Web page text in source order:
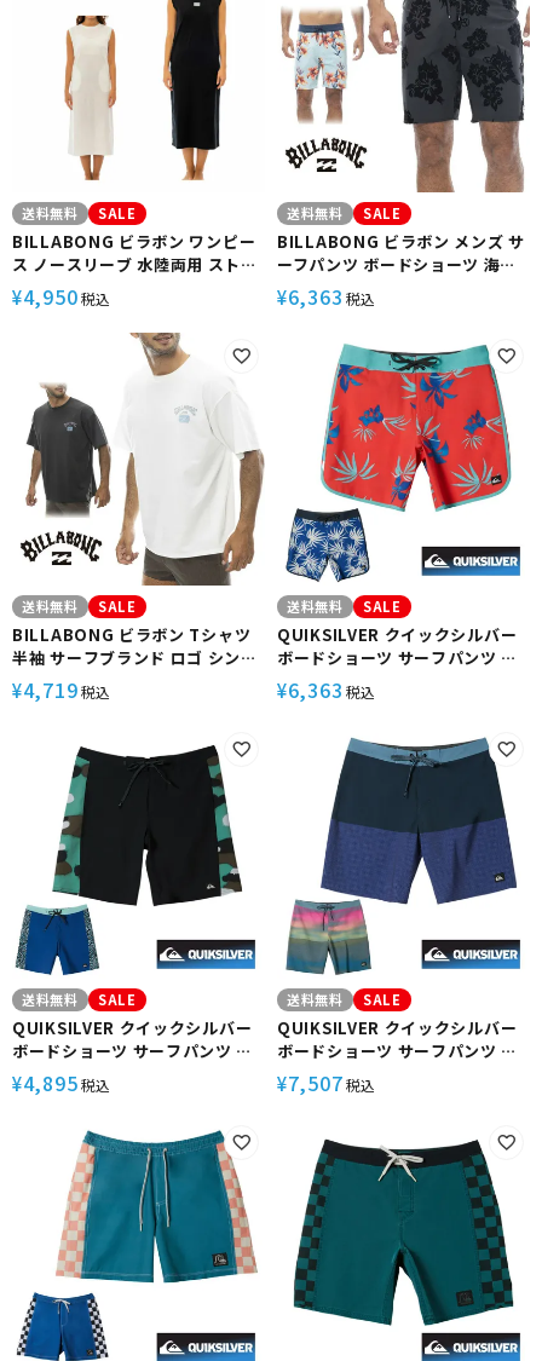
送料無料 SALE
BILLABONG ビラボン ワンピー
ス ノースリーブ 水陸両用 ストレ
ッチ素材 UPF50+ レディース サ
ーフィン プール マリンスポーツ
UTILITY RASH TANK
¥4,950税込
送料無料 SALE
BILLABONG ビラボン メンズ サ
ーフパンツ ボードショーツ 海パ
ン 海水パンツ 水着 水陸両用 サー
フ サーフィン 海水浴 BE011524
¥6,363 税込
送料無料 SALE
BILLABONG ビラボン Tシャツ
半袖 サーフブランド ロゴ シンプ
ル サーフ サーフィン 海水浴
BE011861 SOFTTY TEE
¥4,719税込
送料無料 SALE
QUIKSILVER クイックシルバー
ボードショーツ サーフパンツ サ
ーフショーツ サーフィン メンズ
撥水 ストレッチ 18インチ
SCALLOP 18
¥6,363 税込
送料無料 SALE
QUIKSILVER クイックシルバー
ボードショーツ サーフパンツ サ
ーフショーツ サーフィン メンズ
撥水 ストレッチ 19インチ
¥4,895税込
送料無料 SALE
QUIKSILVER クイックシルバー
ボードショーツ サーフパンツ サ
ーフショーツ サーフィン メンズ
撥水 ストレッチ ベルクロ 19イン
STRAIGHT LEG 19
¥7,507税込